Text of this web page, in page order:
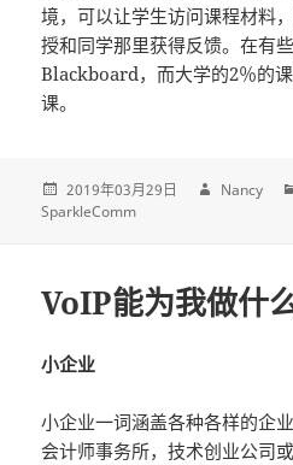
境，可以让学生访问课程材料
授和同学那里获得反馈。在有
Blackboard，而大学的2％的
课。
2019年03月29日 Nancy
SparkleComm
VoIP能为我做什
小企业
小企业一词涵盖各种各样的企
会计师事务所，技术创业公司